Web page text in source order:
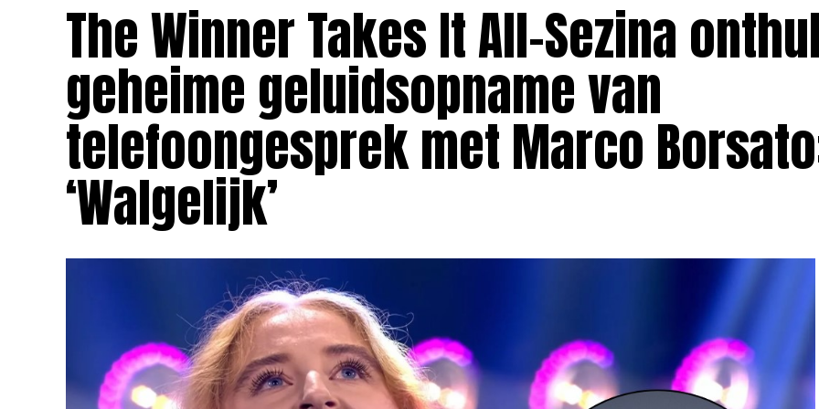
The Winner Takes It All-Sezina
geheime geluidsopname van
telefoongesprek met Marco
‘Walgelijk’